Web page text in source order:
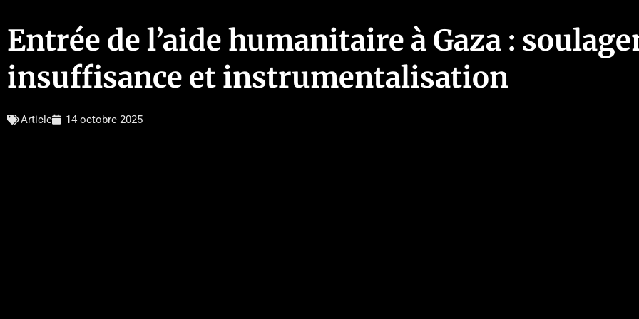
Entrée de l’aide humanitaire à Gaza :
insuffisance et instrumentalisation
Article 14 octobre 2025